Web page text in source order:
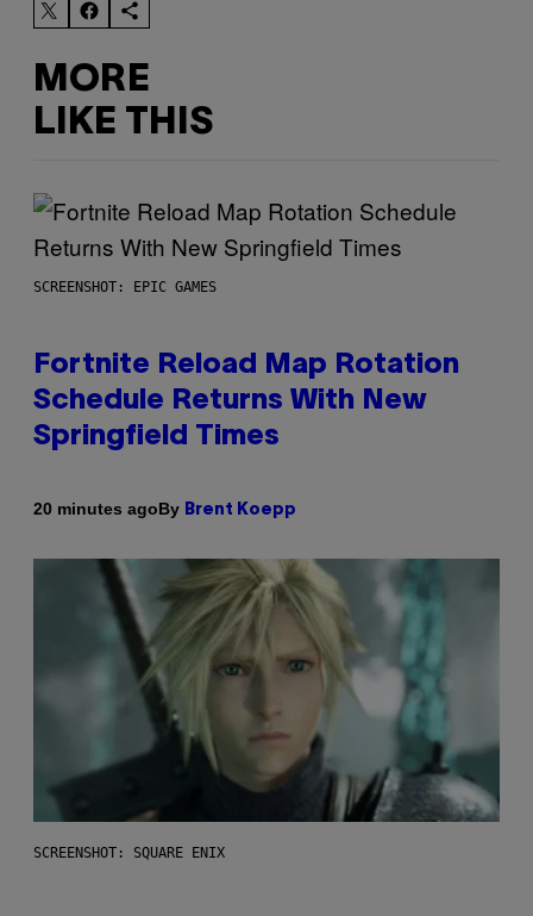
MORE
LIKE THIS
SCREENSHOT: EPIC GAMES
Fortnite Reload Map Rotation
Schedule Returns With New
Springfield Times
20 minutes agoBy Brent Koepp
SCREENSHOT: SQUARE ENIX